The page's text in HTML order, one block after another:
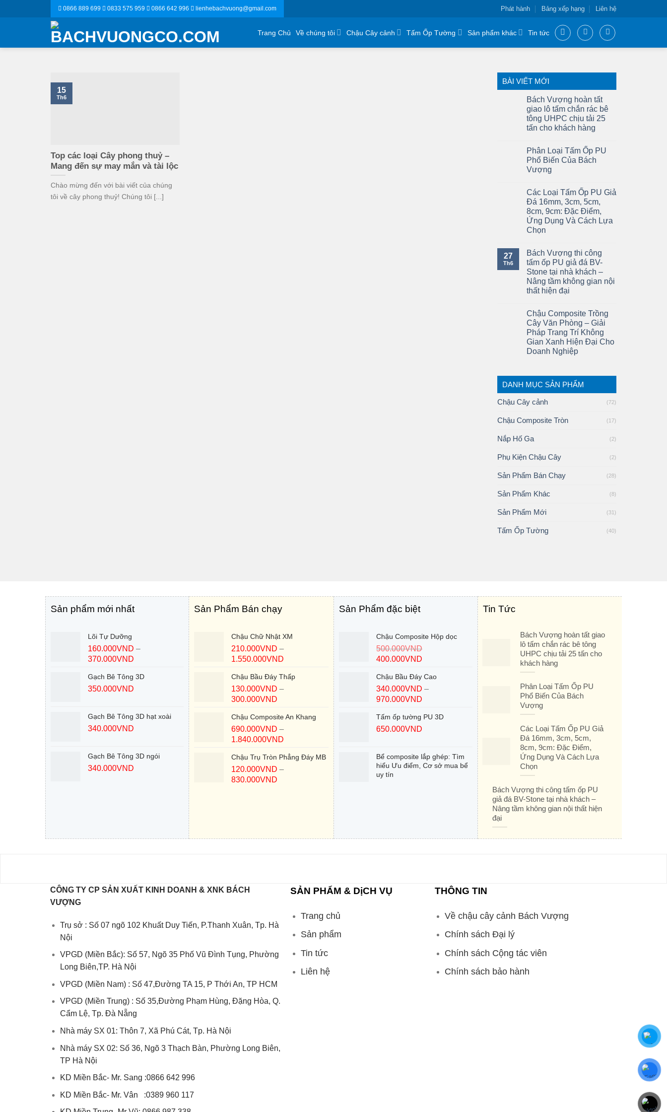
0866 889 699 0833 575 959 0866 642 996 lienhebachvuong@gmail.com Phát hành Bảng xếp hạng Liên hệ
Trang Chủ Về chúng tôi Chậu Cây cảnh Tấm Ốp Tường Sản phẩm khác Tin tức
Top các loại Cây phong thuỷ –
Mang đến sự may mắn và tài lộc
Chào mừng đến với bài viết của chúng
tôi về cây phong thuỷ! Chúng tôi [...]
15
Th6
BÀI VIẾT MỚI
Bách Vượng hoàn tất
giao lô tấm chắn rác bê
tông UHPC chịu tải 25
tấn cho khách hàng
Phân Loại Tấm Ốp PU
Phổ Biến Của Bách
Vượng
Các Loại Tấm Ốp PU Giả
Đá 16mm, 3cm, 5cm,
8cm, 9cm: Đặc Điểm,
Ứng Dụng Và Cách Lựa
Chọn
27
Th6
Bách Vượng thi công
tấm ốp PU giả đá BV-
Stone tại nhà khách –
Nâng tầm không gian nội
thất hiện đại
Chậu Composite Trồng
Cây Văn Phòng – Giải
Pháp Trang Trí Không
Gian Xanh Hiện Đại Cho
Doanh Nghiệp
DANH MỤC SẢN PHẨM
Chậu Cây cảnh (72)
Chậu Composite Tròn (17)
Nắp Hố Ga (2)
Phụ Kiện Chậu Cây (2)
Sản Phẩm Bán Chạy (28)
Sản Phẩm Khác (8)
Sản Phẩm Mới (31)
Tấm Ốp Tường (40)
Sản phẩm mới nhất
Lõi Tự Dưỡng
160.000VND –
370.000VND
Gạch Bê Tông 3D
350.000VND
Gạch Bê Tông 3D hạt xoài
340.000VND
Gạch Bê Tông 3D ngói
340.000VND
Sản Phẩm Bán chạy
Chậu Chữ Nhật XM
210.000VND –
1.550.000VND
Chậu Bầu Đáy Thấp
130.000VND –
300.000VND
Chậu Composite An Khang
690.000VND –
1.840.000VND
Chậu Trụ Tròn Phẳng Đáy MB
120.000VND –
830.000VND
Sản Phẩm đặc biệt
Chậu Composite Hộp dọc
500.000VND
400.000VND
Chậu Bầu Đáy Cao
340.000VND –
970.000VND
Tấm ốp tường PU 3D
650.000VND
Bể composite lắp ghép: Tìm
hiểu Ưu điểm, Cơ sở mua bể
uy tín
Tin Tức
Bách Vượng hoàn tất giao
lô tấm chắn rác bê tông
UHPC chịu tải 25 tấn cho
khách hàng
Phân Loại Tấm Ốp PU
Phổ Biến Của Bách
Vượng
Các Loại Tấm Ốp PU Giả
Đá 16mm, 3cm, 5cm,
8cm, 9cm: Đặc Điểm,
Ứng Dụng Và Cách Lựa
Chọn
Bách Vượng thi công tấm ốp PU
giả đá BV-Stone tại nhà khách –
Nâng tầm không gian nội thất hiện
đại
CÔNG TY CP SẢN XUẤT KINH DOANH & XNK BÁCH
VƯỢNG
Trụ sở : Số 07 ngõ 102 Khuất Duy Tiến, P.Thanh Xuân, Tp. Hà
Nội
VPGD (Miền Bắc): Số 57, Ngõ 35 Phố Vũ Đình Tụng, Phường
Long Biên,TP. Hà Nội
VPGD (Miền Nam) : Số 47,Đường TA 15, P Thới An, TP HCM
VPGD (Miền Trung) : Số 35,Đường Phạm Hùng, Đặng Hòa, Q.
Cẩm Lệ, Tp. Đà Nẵng
Nhà máy SX 01: Thôn 7, Xã Phú Cát, Tp. Hà Nội
Nhà máy SX 02: Số 36, Ngõ 3 Thạch Bàn, Phường Long Biên,
TP Hà Nội
KD Miền Bắc- Mr. Sang :0866 642 996
KD Miền Bắc- Mr. Vân :0389 960 117
SẢN PHẨM & DịCH VỤ
Trang chủ
Sản phẩm
Tin tức
Liên hệ
THÔNG TIN
Về chậu cây cảnh Bách Vượng
Chính sách Đại lý
Chính sách Cộng tác viên
Chính sách bảo hành